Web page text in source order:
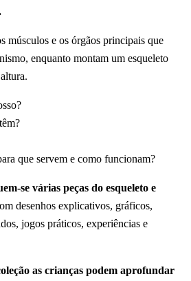
músculos e os órgãos principais que
enquanto montam um esqueleto
que servem e como funcionam?
se várias peças do esqueleto e
desenhos explicativos, gráficos,
jogos práticos, experiências e
as crianças podem aprofundar